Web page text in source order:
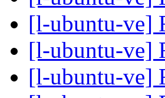
[l-ubuntu-ve]
[l-ubuntu-ve]
[l-ubuntu-ve]